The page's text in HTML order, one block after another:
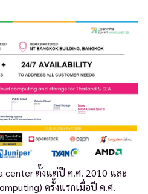
center ตั้งแต่ปี ค.ศ. 2010 และ
ครั้งแรกเมื่อปี ค.ศ.